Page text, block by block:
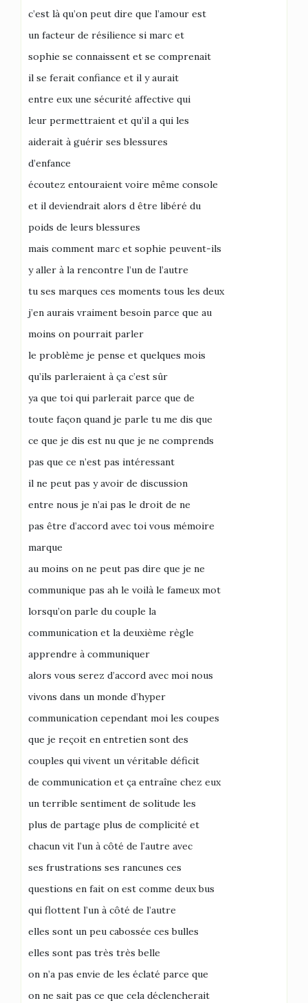
c’est là qu’on peut dire que l’amour est
un facteur de résilience si marc et
sophie se connaissent et se comprenait
il se ferait confiance et il y aurait
entre eux une sécurité affective qui
leur permettraient et qu’il a qui les
aiderait à guérir ses blessures
d’enfance
écoutez entouraient voire même console
et il deviendrait alors d être libéré du
poids de leurs blessures
mais comment marc et sophie peuvent-ils
y aller à la rencontre l’un de l’autre
tu ses marques ces moments tous les deux
j’en aurais vraiment besoin parce que au
moins on pourrait parler
le problème je pense et quelques mois
qu’ils parleraient à ça c’est sûr
ya que toi qui parlerait parce que de
toute façon quand je parle tu me dis que
ce que je dis est nu que je ne comprends
pas que ce n’est pas intéressant
il ne peut pas y avoir de discussion
entre nous je n’ai pas le droit de ne
pas être d’accord avec toi vous mémoire
marque
au moins on ne peut pas dire que je ne
communique pas ah le voilà le fameux mot
lorsqu’on parle du couple la
communication et la deuxième règle
apprendre à communiquer
alors vous serez d’accord avec moi nous
vivons dans un monde d’hyper
communication cependant moi les coupes
que je reçoit en entretien sont des
couples qui vivent un véritable déficit
de communication et ça entraîne chez eux
un terrible sentiment de solitude les
plus de partage plus de complicité et
chacun vit l’un à côté de l’autre avec
ses frustrations ses rancunes ces
questions en fait on est comme deux bus
qui flottent l’un à côté de l’autre
elles sont un peu cabossée ces bulles
elles sont pas très très belle
on n’a pas envie de les éclaté parce que
on ne sait pas ce que cela déclencherait